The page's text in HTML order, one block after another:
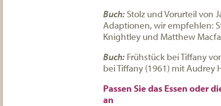
Buch: Stolz und Vorurteil von
Adaptionen, wir empfehlen:
Knightley und Matthew
Buch: Frühstück bei Tiffany
bei Tiffany (1961) mit Audrey
Passen Sie das Essen oder
an